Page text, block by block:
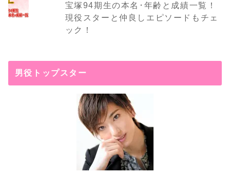
宝塚94期生の本名･年齢と成績一覧！
現役スターと仲良しエピソードもチェ
ック！
男役トップスター